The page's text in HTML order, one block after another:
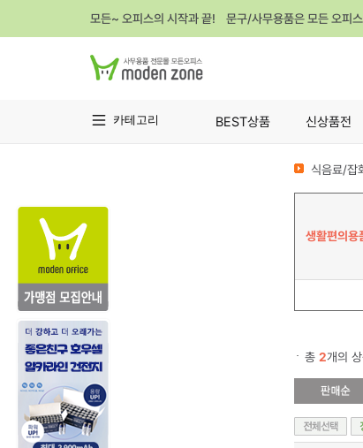
모든~ 오피스의 시작과 끝! 문구/사무용품은 모든 오피
카테고리 BEST상품 신상품전
식음료/잡
생활편의용
총 2개의